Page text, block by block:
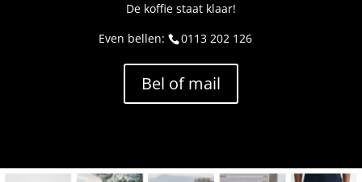
De koffie staat klaar!
Even bellen:
0113 202 126
Bel of mail